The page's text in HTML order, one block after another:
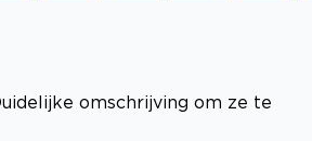
omschrijving om ze te